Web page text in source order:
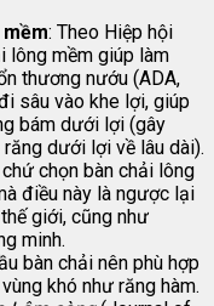
: Theo Hiệp hội
lông mềm giúp làm
thương nướu (ADA,
sâu vào khe lợi, giúp
bám dưới lợi (gây
dưới lợi về lâu dài).
chọn bàn chải lông
điều này là ngược lại
giới, cũng như
minh.
bàn chải nên phù hợp
khó như răng hàm.